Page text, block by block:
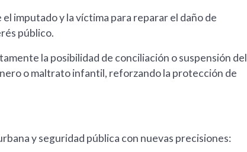
imputado y la víctima para reparar el daño de
público.
la posibilidad de conciliación o suspensión del
o maltrato infantil, reforzando la protección de
y seguridad pública con nuevas precisiones: